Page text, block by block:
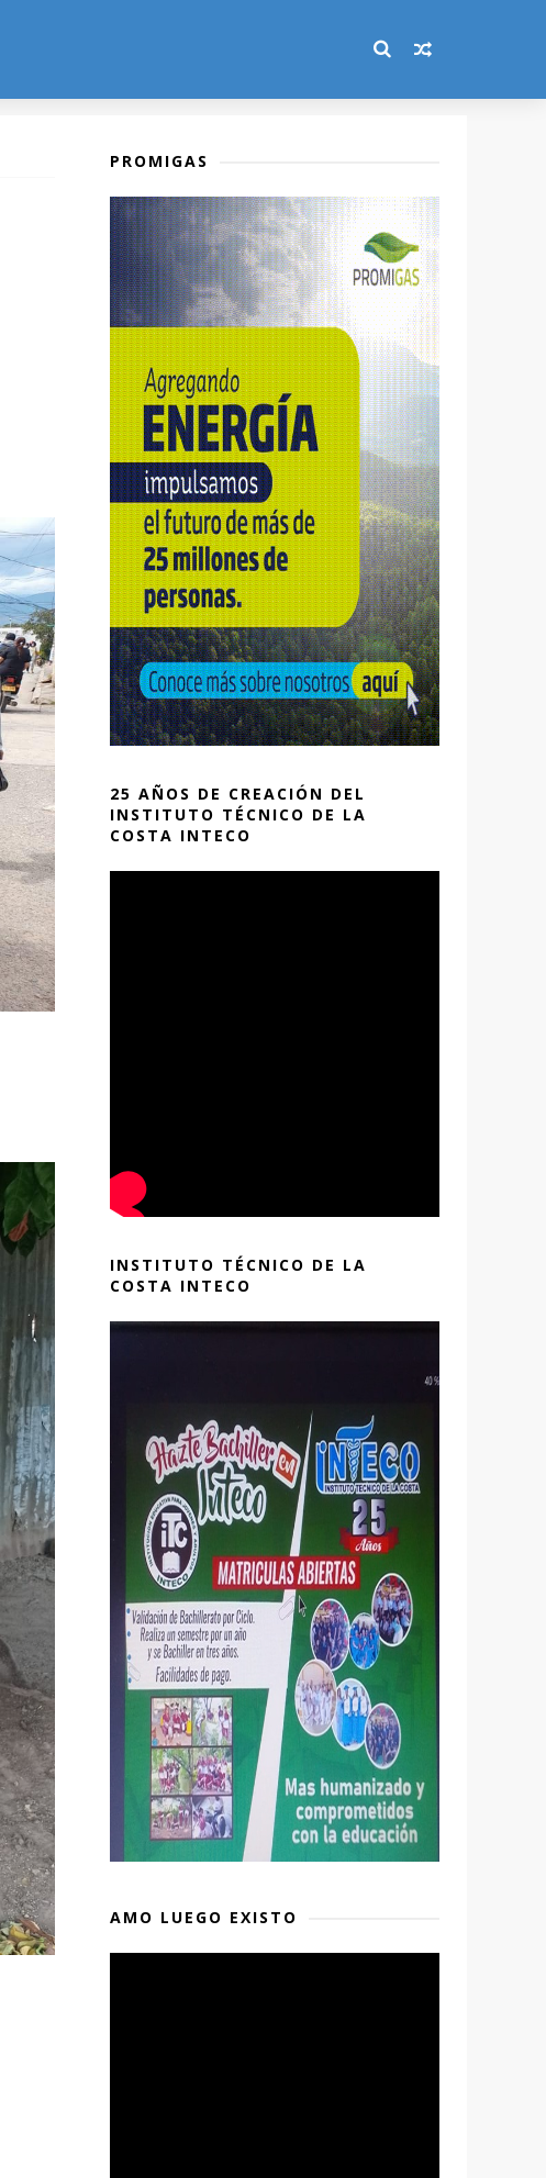
PROMIGAS
25 AÑOS DE CREACIÓN DEL
INSTITUTO TÉCNICO DE LA
COSTA INTECO
INSTITUTO TÉCNICO DE LA
COSTA INTECO
AMO LUEGO EXISTO